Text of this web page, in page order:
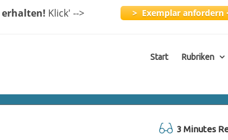
erhalten! Klick' --> > Exemplar anfordern
Start Rubriken
3 Minutes